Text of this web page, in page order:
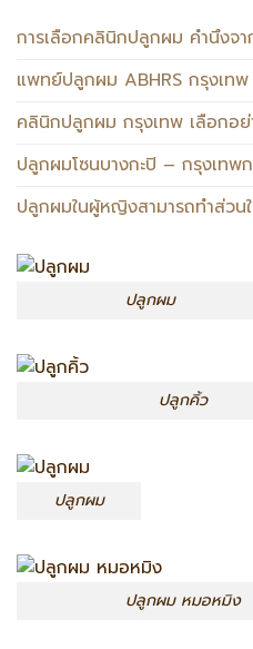
การเลือกคลินิกปลูกผม คำนึงจา
แพทย์ปลูกผม ABHRS กรุงเทพ
คลินิกปลูกผม กรุงเทพ เลือกอย่
ปลูกผมโซนบางกะปิ – กรุงเทพ
ปลูกผมในผู้หญิงสามารถทำส่วน
ปลูกผม
ปลูกคิ้ว
ปลูกผม
ปลูกผม หมอหมิง